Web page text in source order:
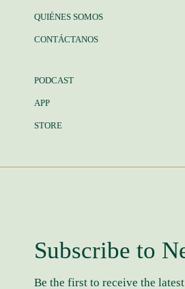
QUIÉNES SOMOS
CONTÁCTANOS
PODCAST
APP
STORE
Subscribe to
Be the first to receive the